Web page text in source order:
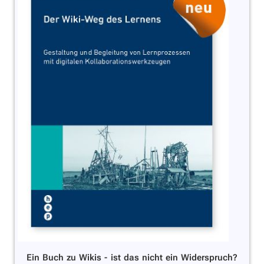
Ein Buch zu Wikis - ist das nicht ein Widerspruch?